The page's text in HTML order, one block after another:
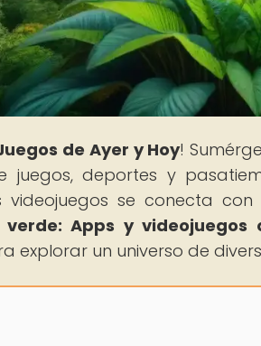
de Ayer y Hoy!
juegos, deportes y
se conecta
verde: Apps y
explorar un universo de